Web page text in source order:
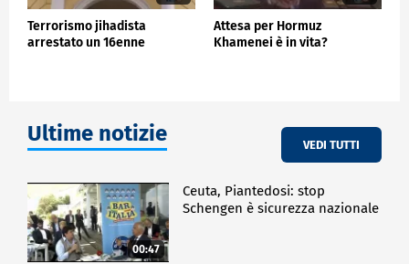
Terrorismo jihadista
arrestato un 16enne
Attesa per Hormuz
Khamenei è in vita?
Ultime notizie VEDI TUTTI
00:47
Ceuta, Piantedosi: stop
Schengen è sicurezza nazionale